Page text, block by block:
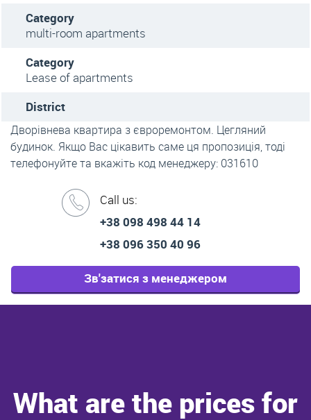
Category
multi-room apartments
Category
Lease of apartments
District
Дворівнева квартира з євроремонтом. Цегляний
будинок. Якщо Вас цікавить саме ця пропозиція, тоді
телефонуйте та вкажіть код менеджеру: 031610
Call us:
+38 098 498 44 14
+38 096 350 40 96
Зв'затися з менеджером
What are the prices for